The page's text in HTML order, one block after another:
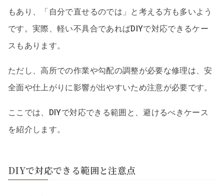
もあり、「自分で直せるのでは」と考える方も多いよう
です。実際、軽い不具合であればDIYで対応できるケー
スもあります。
ただし、高所での作業や勾配の調整が必要な修理は、安
全面や仕上がりに影響が出やすいため注意が必要です。
ここでは、DIYで対応できる範囲と、避けるべきケース
を紹介します。
DIYで対応できる範囲と注意点